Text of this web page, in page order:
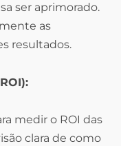
ser aprimorado.
as
resultados.
medir o ROI das
clara de como